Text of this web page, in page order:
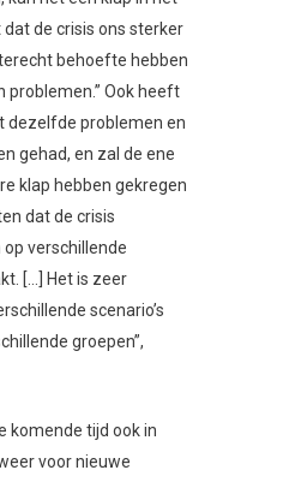
de crisis ons sterker
behoefte hebben
problemen.” Ook heeft
dezelfde problemen en
gehad, en zal de ene
klap hebben gekregen
dat de crisis
verschillende
[…] Het is zeer
scenario’s
groepen”,
komende tijd ook in
voor nieuwe